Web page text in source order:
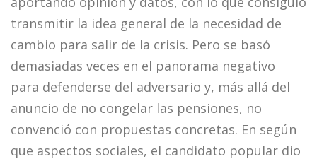
transmitir la idea general de la necesidad de
cambio para salir de la crisis. Pero se basó
demasiadas veces en el panorama negativo
para defenderse del adversario y, más allá del
anuncio de no congelar las pensiones, no
convenció con propuestas concretas. En según
que aspectos sociales, el candidato popular dio